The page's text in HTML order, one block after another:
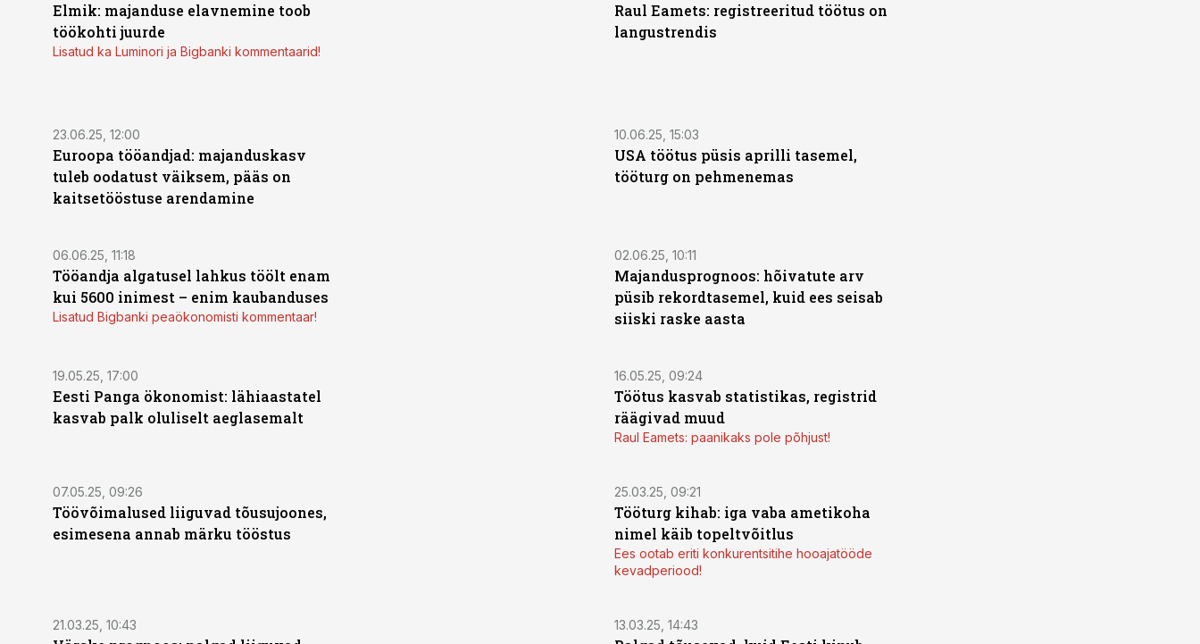
Elmik: majanduse elavnemine toob
töökohti juurde
Lisatud ka Luminori ja Bigbanki kommentaarid!
Raul Eamets: registreeritud töötus on
langustrendis
23.06.25, 12:00
Euroopa tööandjad: majanduskasv
tuleb oodatust väiksem, pääs on
kaitsetööstuse arendamine
10.06.25, 15:03
USA töötus püsis aprilli tasemel,
tööturg on pehmenemas
06.06.25, 11:18
Tööandja algatusel lahkus töölt enam
kui 5600 inimest – enim kaubanduses
Lisatud Bigbanki peaökonomisti kommentaar!
02.06.25, 10:11
Majandusprognoos: hõivatute arv
püsib rekordtasemel, kuid ees seisab
siiski raske aasta
19.05.25, 17:00
Eesti Panga ökonomist: lähiaastatel
kasvab palk oluliselt aeglasemalt
16.05.25, 09:24
Töötus kasvab statistikas, registrid
räägivad muud
Raul Eamets: paanikaks pole põhjust!
07.05.25, 09:26
Töövõimalused liiguvad tõusujoones,
esimesena annab märku tööstus
25.03.25, 09:21
Tööturg kihab: iga vaba ametikoha
nimel käib topeltvõitlus
Ees ootab eriti konkurentsitihe hooajatööde
kevadperiood!
21.03.25, 10:43 13.03.25, 14:43